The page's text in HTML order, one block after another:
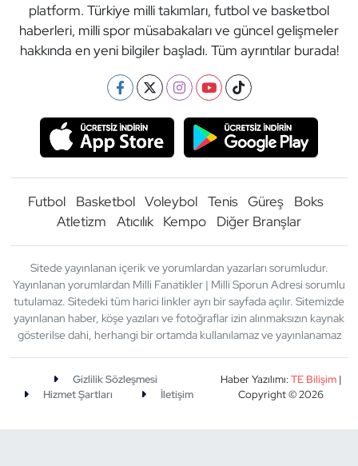
platform. Türkiye milli takımları, futbol ve basketbol
haberleri, milli spor müsabakaları ve güncel gelişmeler
hakkında en yeni bilgiler başladı. Tüm ayrıntılar burada!
Futbol Basketbol Voleybol Tenis Güreş
Boks
Atletizm
Atıcılık Kempo Diğer Branşlar
Sitede yayınlanan içerik ve yorumlardan yazarları sorumludur.
Yayınlanan yorumlardan Milli Fanatikler | Milli Sporun Adresi sorumlu
tutulamaz. Sitedeki tüm harici linkler ayrı bir sayfada açılır. Sitemizde
yayınlanan haber, köşe yazıları ve fotoğraflar izin alınmaksızın kaynak
gösterilse dahi, herhangi bir ortamda kullanılamaz ve yayınlanamaz
Gizlilik Sözleşmesi
Hizmet Şartları
İletişim
Haber Yazılımı:TE Bilişim|
Copyright © 2026